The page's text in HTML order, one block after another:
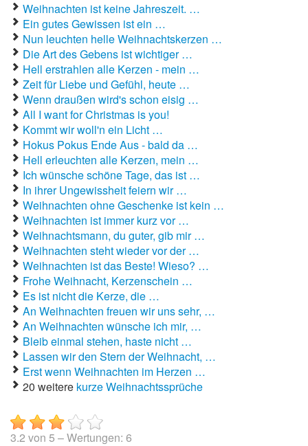
Weihnachten ist keine Jahreszeit. …
Ein gutes Gewissen ist ein …
Nun leuchten helle Weihnachtskerzen …
Die Art des Gebens ist wichtiger …
Hell erstrahlen alle Kerzen - mein …
Zeit für Liebe und Gefühl, heute …
Wenn draußen wird's schon eisig …
All I want for Christmas is you!
Kommt wir woll'n ein Licht …
Hokus Pokus Ende Aus - bald da …
Hell erleuchten alle Kerzen, mein …
Ich wünsche schöne Tage, das ist …
In ihrer Ungewissheit feiern wir …
Weihnachten ohne Geschenke ist kein …
Weihnachten ist immer kurz vor …
Weihnachtsmann, du guter, gib mir …
Weihnachten steht wieder vor der …
Weihnachten ist das Beste! Wieso? …
Frohe Weihnacht, Kerzenschein …
Es ist nicht die Kerze, die …
An Weihnachten freuen wir uns sehr, …
An Weihnachten wünsche ich mir, …
Bleib einmal stehen, haste nicht …
Lassen wir den Stern der Weihnacht, …
Erst wenn Weihnachten im Herzen …
20 weitere kurze Weihnachtssprüche
3.2 von 5 – Wertungen: 6